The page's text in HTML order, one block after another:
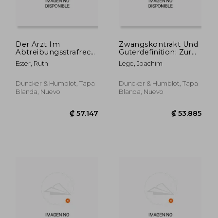
Der Arzt Im
Abtreibungsstrafrecht:
Eine
Verfassungsrechtliche
Esser, Ruth
Duncker & Humblot, Tapa
Blanda, Nuevo
Zwangskontrakt Und
Guterdefinition: Zur
Klarung Der Begriffe
'Enteignung' Und
Schrankenbestimmung
Des Eigentums (en
Lege, Joachim
Duncker & Humblot, Tapa
Blanda, Nuevo